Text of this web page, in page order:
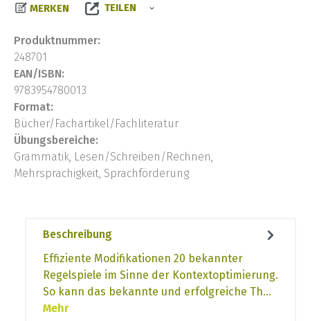
MERKEN TEILEN
Produktnummer:
248701
EAN/ISBN:
9783954780013
Format:
Bücher/Fachartikel/Fachliteratur
Übungsbereiche:
Grammatik, Lesen/Schreiben/Rechnen,
Mehrsprachigkeit, Sprachförderung
Beschreibung
Effiziente Modifikationen 20 bekannter
Regelspiele im Sinne der Kontextoptimierung.
So kann das bekannte und erfolgreiche Th…
Mehr